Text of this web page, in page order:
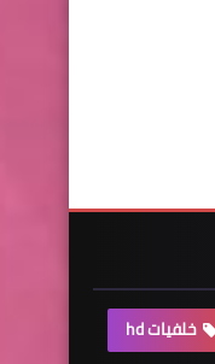
خلفيات hd